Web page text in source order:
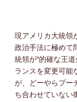
現アメリカ大統領
政治手法に極めて
統領が“的確な王
ランスを変更可能
が、どーやらプー
ち合わせていない